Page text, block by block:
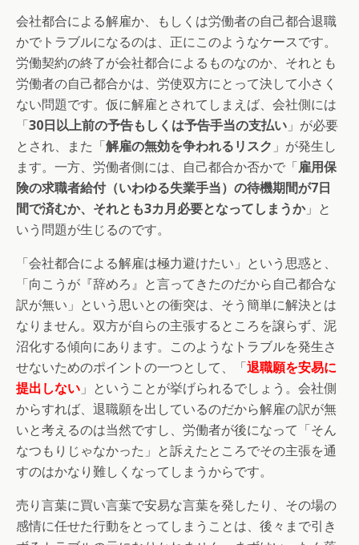
会社都合による解雇か、もしくは労働者の自己都合退職
かでトラブルになるのは、正にこのようなケースです。
労働契約の終了が会社都合によるものなのか、それとも
労働者の自己都合かは、労使双方にとって決して小さく
ない問題です。仮に解雇とされてしまえば、会社側には
「30日以上前の予告もしくは予告手当の支払い 」が必要
とされ、また「解雇の無効を争われるリスク 」が発生し
ます。一方、労働者側には、自己都合か否かで「雇用保
険の求職者給付（いわゆる失業手当）の待機期間が7日
間で済むか、それとも3カ月必要となってしまうか」と
いう問題が生じるのです。
「会社都合による解雇は極力避けたい」という思惑と、
「向こうが『辞めろ』と言ってきたのだから自己都合な
訳が無い」という思いとの衝突は、そう簡単に解決とは
なりません。双方が自らの主張するところを譲らず、泥
沼化する傾向にあります。このようなトラブルを発生さ
せないためのポイントの一つとして、「退職願を安易に
提出しない 」ということが挙げられるでしょう。会社側
からすれば、退職願を出しているのだから解雇の訳が無
いと考えるのは当然ですし、労働者が後になって「そん
なつもりじゃなかった」と訴えたところでその主張を通
すのはかなり難しくなってしまうからです。
売り言葉に買い言葉で安易な言葉を発したり、その場の
感情に任せた行動をとってしまうことは、後々まで引き